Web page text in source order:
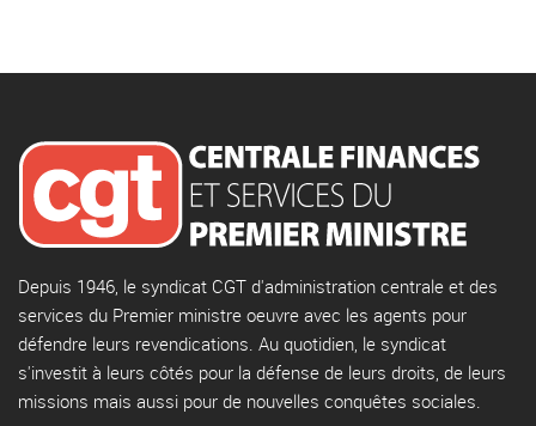
Depuis 1946, le syndicat CGT d'administration centrale et des
services du Premier ministre oeuvre avec les agents pour
défendre leurs revendications. Au quotidien, le syndicat
s'investit à leurs côtés pour la défense de leurs droits, de leurs
missions mais aussi pour de nouvelles conquêtes sociales.